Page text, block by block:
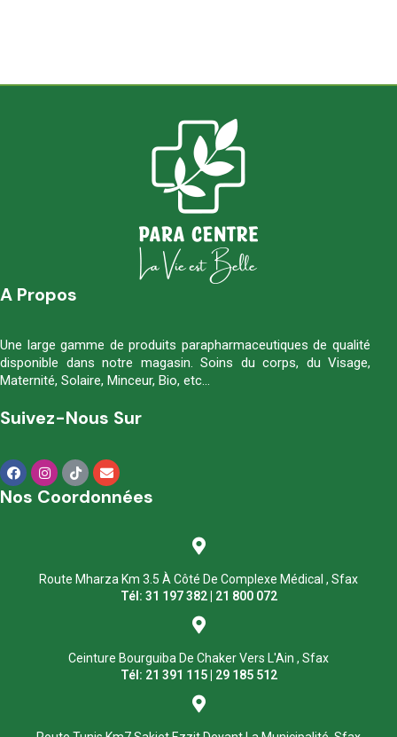
A Propos
Une large gamme de produits parapharmaceutiques de qualité
disponible dans notre magasin. Soins du corps, du Visage,
Maternité, Solaire, Minceur, Bio, etc…
Suivez-Nous Sur
Nos Coordonnées
Route Mharza Km 3.5 À Côté De Complexe Médical , Sfax
Tél: 31 197 382 | 21 800 072
Ceinture Bourguiba De Chaker Vers L'Ain , Sfax
Tél: 21 391 115 | 29 185 512